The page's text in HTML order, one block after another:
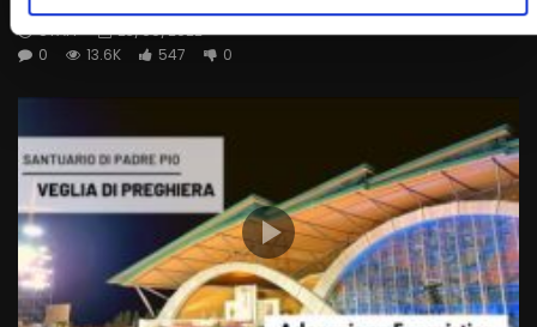
STAFF
23/09/2022
0
13.6K 547 0